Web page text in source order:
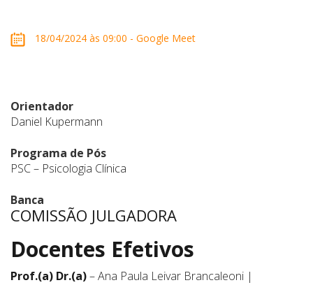
18/04/2024 às 09:00 - Google Meet
Orientador
Daniel Kupermann
Programa de Pós
PSC – Psicologia Clínica
Banca
COMISSÃO JULGADORA
Docentes Efetivos
Prof.(a) Dr.(a)– Ana Paula Leivar Brancaleoni |